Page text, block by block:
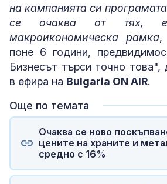
на кампанията си
се очаква от тях, е
макроикономическа рамка,
поне 6 години,
Бизнесът търси точно това",
в ефира на Bulgaria ON AIR.
Още по темата
Очаква се ново
цените на храните и
средно с 16%